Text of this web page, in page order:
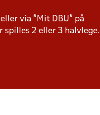
via ”Mit DBU” på
2 eller 3 halvlege.